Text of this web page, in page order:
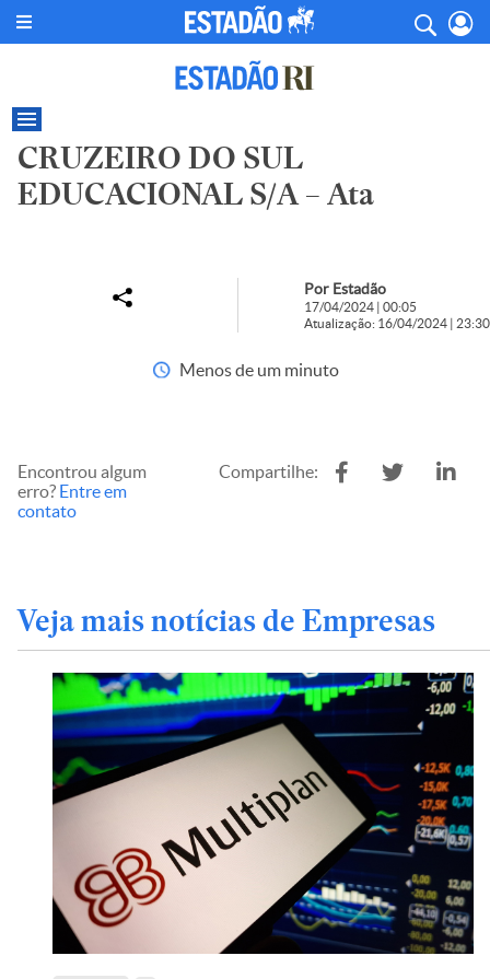
CRUZEIRO DO SUL
EDUCACIONAL S/A – Ata
Por Estadão
17/04/2024 | 00:05
Atualização: 16/04/2024 | 23:30
Menos de um minuto
Encontrou algum
erro? Entre em
contato
Compartilhe:
Veja mais notícias de Empresas